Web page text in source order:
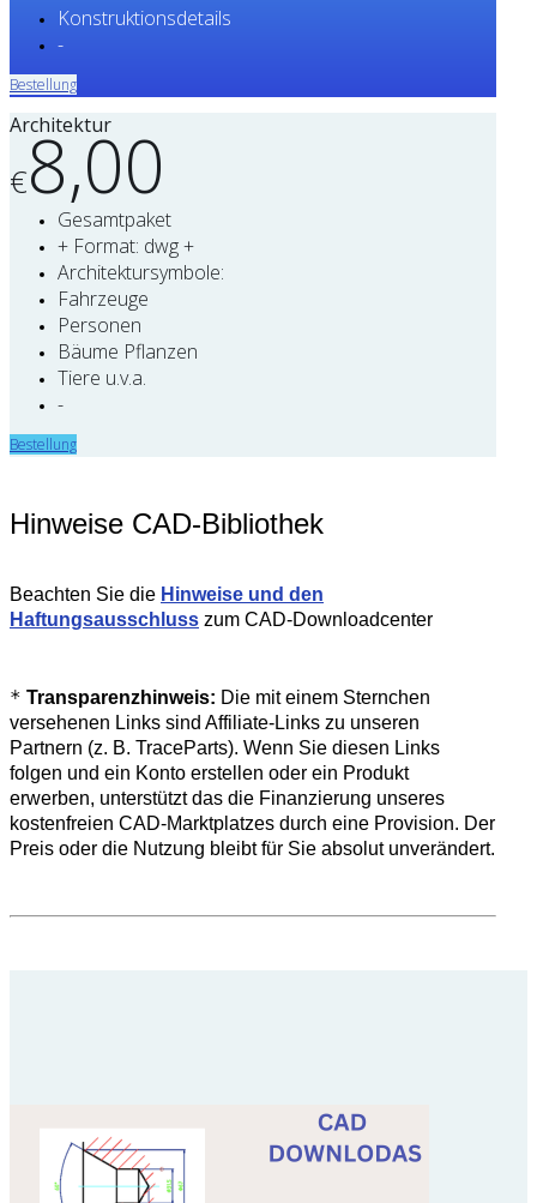
Konstruktionsdetails
-
Bestellung
Architektur
€8,00
Gesamtpaket
+ Format: dwg +
Architektursymbole:
Fahrzeuge
Personen
Bäume Pflanzen
Tiere u.v.a.
-
Bestellung
Hinweise CAD-Bibliothek
Beachten Sie die Hinweise und den
Haftungsausschluss zum CAD-Downloadcenter
* Transparenzhinweis: Die mit einem Sternchen
versehenen Links sind Affiliate-Links zu unseren
Partnern (z. B. TraceParts). Wenn Sie diesen Links
folgen und ein Konto erstellen oder ein Produkt
erwerben, unterstützt das die Finanzierung unseres
kostenfreien CAD-Marktplatzes durch eine Provision. Der
Preis oder die Nutzung bleibt für Sie absolut unverändert.